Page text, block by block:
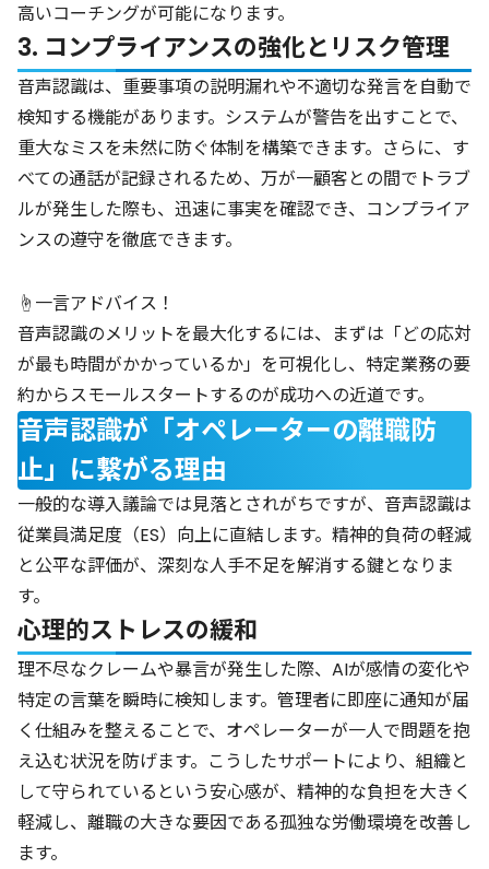
高いコーチングが可能になります。
3. コンプライアンスの強化とリスク管理
音声認識は、重要事項の説明漏れや不適切な発言を自動で
検知する機能があります。システムが警告を出すことで、
重大なミスを未然に防ぐ体制を構築できます。さらに、す
べての通話が記録されるため、万が一顧客との間でトラブ
ルが発生した際も、迅速に事実を確認でき、コンプライア
ンスの遵守を徹底できます。
☝️一言アドバイス！
音声認識のメリットを最大化するには、まずは「どの応対
が最も時間がかかっているか」を可視化し、特定業務の要
約からスモールスタートするのが成功への近道です。
音声認識が「オペレーターの離職防
止」に繋がる理由
一般的な導入議論では見落とされがちですが、音声認識は
従業員満足度（ES）向上に直結します。精神的負荷の軽減
と公平な評価が、深刻な人手不足を解消する鍵となりま
す。
心理的ストレスの緩和
理不尽なクレームや暴言が発生した際、AIが感情の変化や
特定の言葉を瞬時に検知します。管理者に即座に通知が届
く仕組みを整えることで、オペレーターが一人で問題を抱
え込む状況を防げます。こうしたサポートにより、組織と
して守られているという安心感が、精神的な負担を大きく
軽減し、離職の大きな要因である孤独な労働環境を改善し
ます。